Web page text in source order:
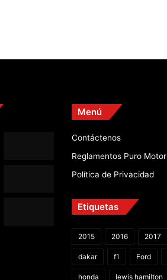
Menú
Contáctenos
Reglamentos Puro Motor
Política de Privacidad
Etiquetas
2015 2016 2017
dakar f1 Ford
honda lewis hamilton